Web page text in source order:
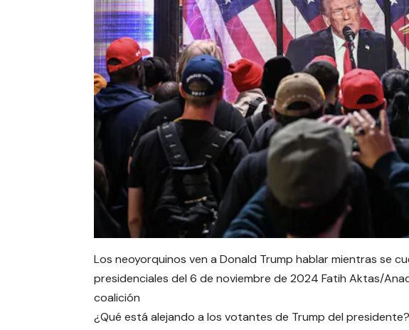
Los neoyorquinos ven a Donald Trump hablar mientras se
presidenciales del 6 de noviembre de 2024 Fatih Aktas/
coalición
¿Qué está alejando a los votantes de Trump del presidente?